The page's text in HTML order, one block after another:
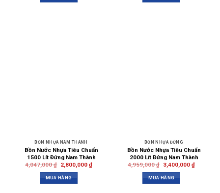
BỒN NHỰA NAM THÀNH
Bồn Nước Nhựa Tiêu Chuẩn
1500 Lít Đứng Nam Thành
4,047,000₫ 2,800,000 ₫
MUA HÀNG
BỒN NHỰA ĐỨNG
Bồn Nước Nhựa Tiêu Chuẩn
2000 Lít Đứng Nam Thành
4,959,000₫ 3,400,000 ₫
MUA HÀNG